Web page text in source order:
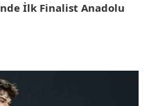
İlk Finalist Anadolu